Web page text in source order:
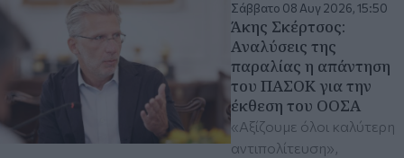
Σάββατο 08 Αυγ 2026, 15:50
Άκης Σκέρτσος:
Aναλύσεις της
παραλίας η απάντηση
του ΠΑΣΟΚ για την
έκθεση του ΟΟΣΑ
«Αξίζουμε όλοι καλύτερη
αντιπολίτευση»,